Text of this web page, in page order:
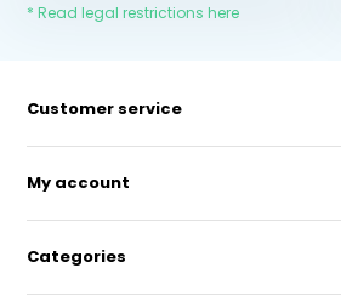
* Read legal restrictions here
Customer service
My account
Categories